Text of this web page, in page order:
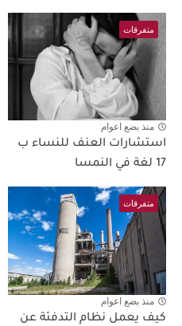
متفرقات
منذ بضع اعوام
استشارات العنف للنساء ب
17 لغة في النمسا
متفرقات
منذ بضع اعوام
كيف يعمل نظام التدفئة عن